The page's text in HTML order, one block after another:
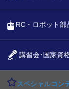
RC・ロボット部
講習会･国家資
スペシャルコン